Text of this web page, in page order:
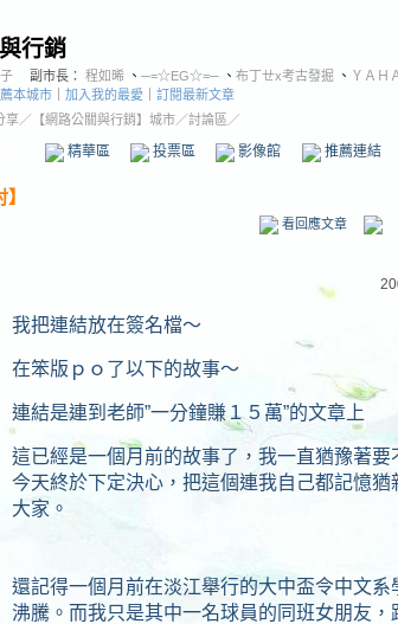
行銷
副市長： 程如晞 、 ─=☆EG☆=─ 、 布丁ㄝx考古發掘 、 ＹＡＨ
本城市 加入我的最愛
訂閱最新文章
享／ 【網路公關與行銷】城市／討論區／
精華區 投票區 影像館 推薦連結
看回應文章
我把連結放在簽名檔～
在笨版ｐｏ了以下的故事～
連結是連到老師”一分鐘賺１５萬”的文章上
這已經是一個月前的故事了，我一直猶豫著要
今天終於下定決心，把這個連我自己都記憶猶
大家。
還記得一個月前在淡江舉行的大中盃令中文系
沸騰。而我只是其中一名球員的同班女朋友，